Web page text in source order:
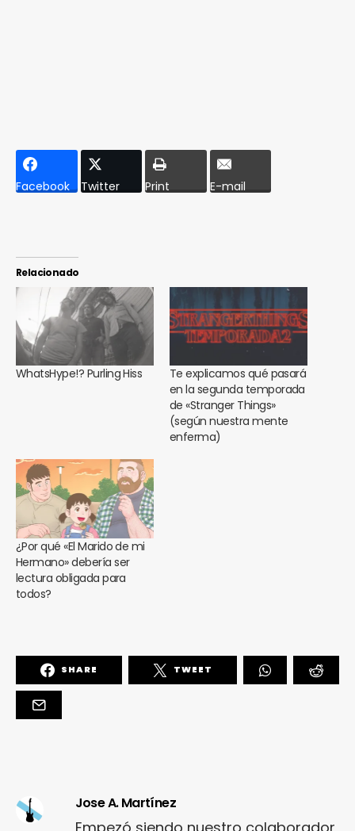
Facebook Twitter Print E-mail
Relacionado
WhatsHype!? Purling Hiss
Te explicamos qué pasará
en la segunda temporada
de «Stranger Things»
(según nuestra mente
enferma)
¿Por qué «El Marido de mi
Hermano» debería ser
lectura obligada para
todos?
SHARE TWEET
Jose A. Martínez